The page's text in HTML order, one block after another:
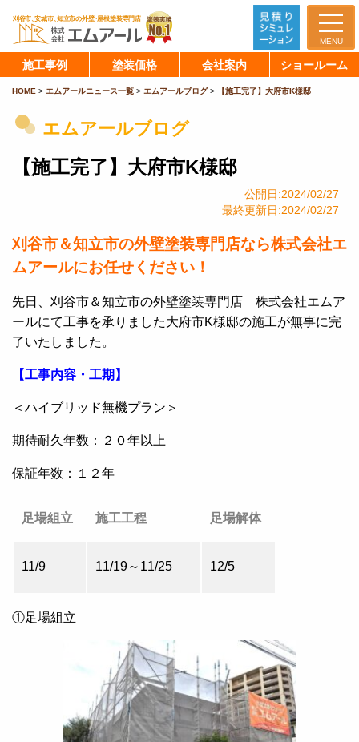
MENU
施工事例 塗装価格 会社案内 ショールーム
HOME > エムアールニュース一覧 > エムアールブログ> 【施工完了】大府市K様邸
エムアールブログ
【施工完了】大府市K様邸
公開日:2024/02/27
最終更新日:2024/02/27
刈谷市＆知立市の外壁塗装専門店なら株式会社エ
ムアールにお任せください！
先日、刈谷市＆知立市の外壁塗装専門店 株式会社エムア
ールにて工事を承りました大府市K様邸の施工が無事に完
了いたしました。
【工事内容・工期】
＜ハイブリッド無機プラン＞
期待耐久年数：２０年以上
保証年数：１２年
足場組立 施工工程 足場解体
11/9 11/19～11/25 12/5
①足場組立